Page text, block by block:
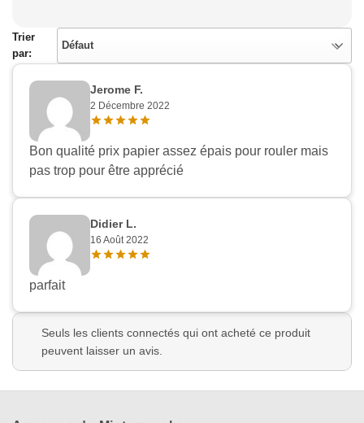
Trier
par:
Défaut
Jerome F.
2 Décembre 2022
Bon qualité prix papier assez épais pour rouler mais
pas trop pour être apprécié
Didier L.
16 Août 2022
parfait
Seuls les clients connectés qui ont acheté ce produit
peuvent laisser un avis.